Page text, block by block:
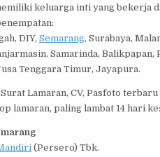
keluarga inti yang bekerja
DIY, Semarang, Surabaya,
Samarinda,
Tenggara Timur, Jayapura.
Lamaran, CV, Pasfoto
lamaran, paling lambat 14 hari ke:
(Persero) Tbk.